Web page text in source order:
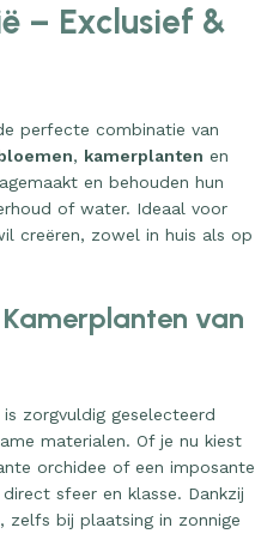
– Exclusief &
perfecte combinatie van
, kamerplanten en
en behouden hun
of water. Ideaal voor
creëren, zowel in huis als op
van
zorgvuldig geselecteerd
materialen. Of je nu kiest
orchidee of een imposante
sfeer en klasse. Dankzij
zelfs bij plaatsing in zonnige